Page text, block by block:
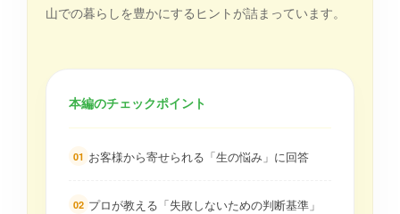
山での暮らしを豊かにするヒントが詰まっています。
本編のチェックポイント
01 お客様から寄せられる「生の悩み」に回答
02 プロが教える「失敗しないための判断基準」